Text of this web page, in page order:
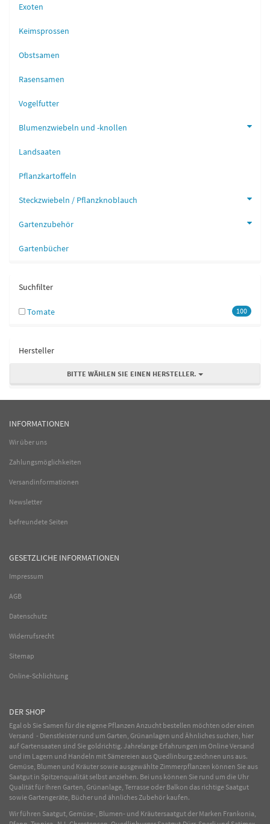
Exoten
Keimsprossen
Obstsamen
Rasensamen
Vogelfutter
Blumenzwiebeln und -knollen
Landsaaten
Pflanzkartoffeln
Steckzwiebeln / Pflanzknoblauch
Gartenzubehör
Gartenbücher
Suchfilter
100
Tomate
Hersteller
BITTE WÄHLEN SIE EINEN HERSTELLER.
INFORMATIONEN
Wir über uns
Zahlungsmöglichkeiten
Versandinformationen
Newsletter
befreundete Seiten
GESETZLICHE INFORMATIONEN
Impressum
AGB
Datenschutz
Widerrufsrecht
Sitemap
Online-Schlichtung
DER SHOP
Egal ob Sie Samen für die eigene Pflanzen Anzucht bestellen möchten oder einen
Versand - Dienstleister rund um Garten, Grünanlagen und Ähnliches suchen, hier
auf Gartensaaten sind Sie goldrichtig. Jahrelange Erfahrungen im OnlineVersand
und im Lagern und Handeln mit Sämereien aus Quedlinburg zeichnen uns aus.
Gemüse, Blumen und Kräuter sowie ausgewählteZimmerpflanzen können Sie aus
Saatgut in Spitzenqualität selbst anziehen. Bei uns können Sie rund um die Uhr
Qualität für Ihren Garten, Grünanlage, Terrasse oder Balkon das richtige Saatgut
sowie Gartengeräte, Bücher und ähnliches Zubehör kaufen.
Wir führen Saatgut, Gemüse-, Blumen- und Kräutersaatgut der Marken Frankonia,